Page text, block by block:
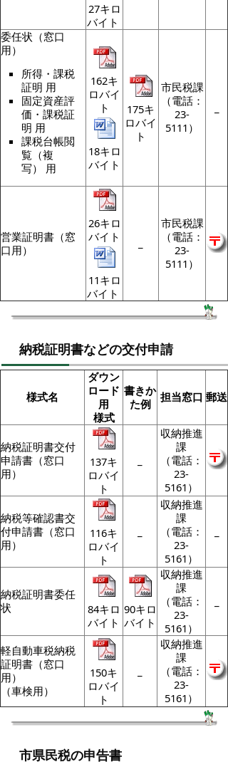
27キロ
バイト
委任状（窓口
用）
所得・課税
証明 用
固定資産評
価・課税証
明 用
課税台帳閲
覧（複
写） 用
162キ
ロバイ
ト
18キロ
バイト
175キ
ロバイ
ト
市民税課
（電話：
23-
5111）
営業証明書（窓
口用）
26キロ
バイト
11キロ
バイト
市民税課
（電話：
23-
5111）
納税証明書などの交付申請
様式名
ダウン
ロード
用
様式
書きか
た例
担当窓口 郵送
納税証明書交付
申請書（窓口
用）
137キ
ロバイ
ト
収納推進
課
（電話：
23-
5161）
納税等確認書交
付申請書（窓口
用）
116キ
ロバイ
ト
収納推進
課
（電話：
23-
5161）
納税証明書委任
状
84キロ
バイト
90キロ
バイト
収納推進
課
（電話：
23-
5161）
軽自動車税納税
証明書（窓口
用）
（車検用）
150キ
ロバイ
ト
収納推進
課
（電話：
23-
5161）
市県民税の申告書